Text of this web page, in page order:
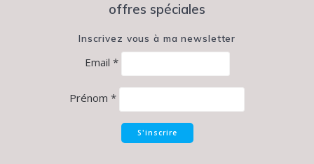
offres spéciales
Inscrivez vous à ma newsletter
Email *
Prénom *